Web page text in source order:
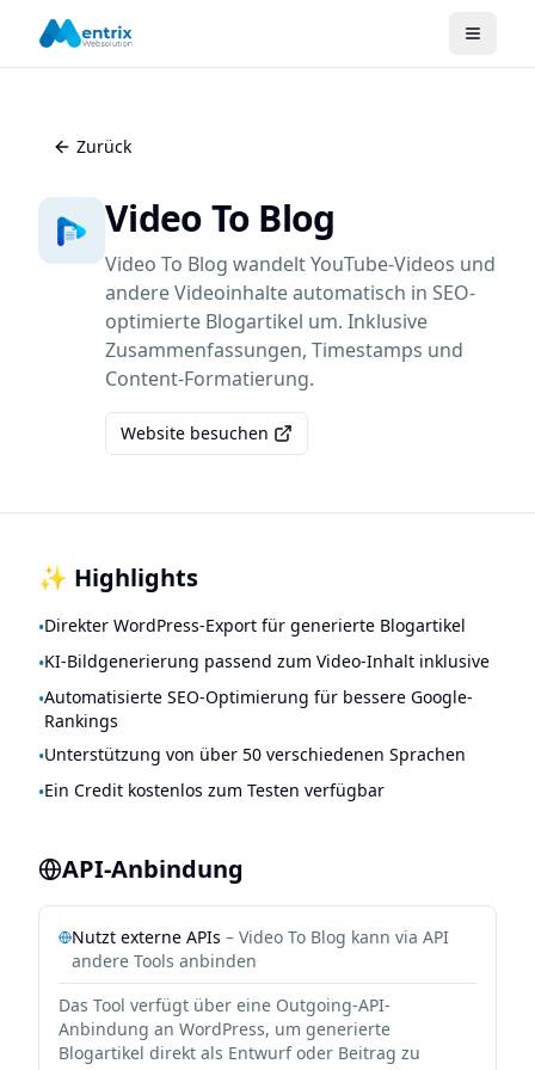
Zurück
Video To Blog
Video To Blog wandelt YouTube-Videos und
andere Videoinhalte automatisch in SEO-
optimierte Blogartikel um. Inklusive
Zusammenfassungen, Timestamps und
Content-Formatierung.
Website besuchen
✨ Highlights
•Direkter WordPress-Export für generierte Blogartikel
•KI-Bildgenerierung passend zum Video-Inhalt inklusive
•Automatisierte SEO-Optimierung für bessere Google-
Rankings
•Unterstützung von über 50 verschiedenen Sprachen
•Ein Credit kostenlos zum Testen verfügbar
API-Anbindung
Nutzt externe APIs –Video To Blog kann via API
andere Tools anbinden
Das Tool verfügt über eine Outgoing-API-
Anbindung an WordPress, um generierte
Blogartikel direkt als Entwurf oder Beitrag zu